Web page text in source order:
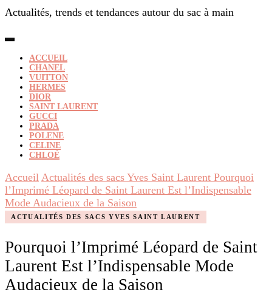
Actualités, trends et tendances autour du sac à main
ACCUEIL
CHANEL
VUITTON
HERMES
DIOR
SAINT LAURENT
GUCCI
PRADA
POLENE
CELINE
CHLOÉ
Accueil Actualités des sacs Yves Saint Laurent Pourquoi
l’Imprimé Léopard de Saint Laurent Est l’Indispensable
Mode Audacieux de la Saison
ACTUALITÉS DES SACS YVES SAINT LAURENT
Pourquoi l’Imprimé Léopard de Saint
Laurent Est l’Indispensable Mode
Audacieux de la Saison